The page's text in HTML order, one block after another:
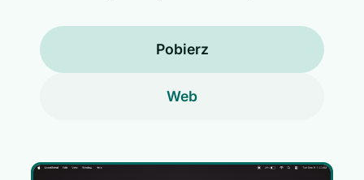
Pobierz
Web